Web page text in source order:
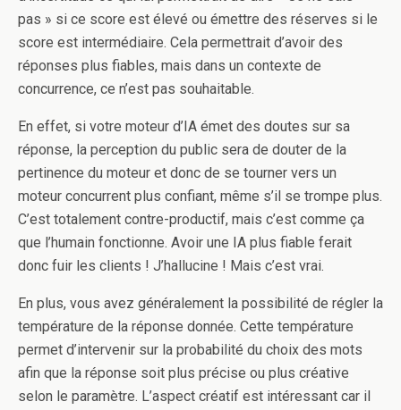
pas » si ce score est élevé ou émettre des réserves si le
score est intermédiaire. Cela permettrait d’avoir des
réponses plus fiables, mais dans un contexte de
concurrence, ce n’est pas souhaitable.
En effet, si votre moteur d’IA émet des doutes sur sa
réponse, la perception du public sera de douter de la
pertinence du moteur et donc de se tourner vers un
moteur concurrent plus confiant, même s’il se trompe plus.
C’est totalement contre-productif, mais c’est comme ça
que l’humain fonctionne. Avoir une IA plus fiable ferait
donc fuir les clients ! J’hallucine ! Mais c’est vrai.
En plus, vous avez généralement la possibilité de régler la
température de la réponse donnée. Cette température
permet d’intervenir sur la probabilité du choix des mots
afin que la réponse soit plus précise ou plus créative
selon le paramètre. L’aspect créatif est intéressant car il